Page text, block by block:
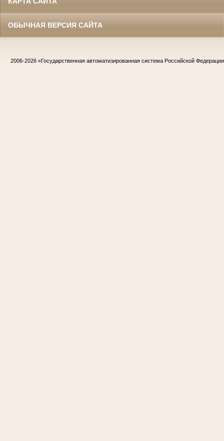
ОБЫЧНАЯ ВЕРСИЯ САЙТА
2006-2026 «Государственная автоматизированная система Российской